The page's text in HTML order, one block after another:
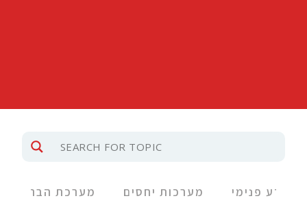
מידע פנימי מערכות יחסים מערכת הבריאות